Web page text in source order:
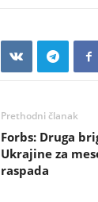
Prethodni članak
Forbs: Druga
Ukrajine za
raspada